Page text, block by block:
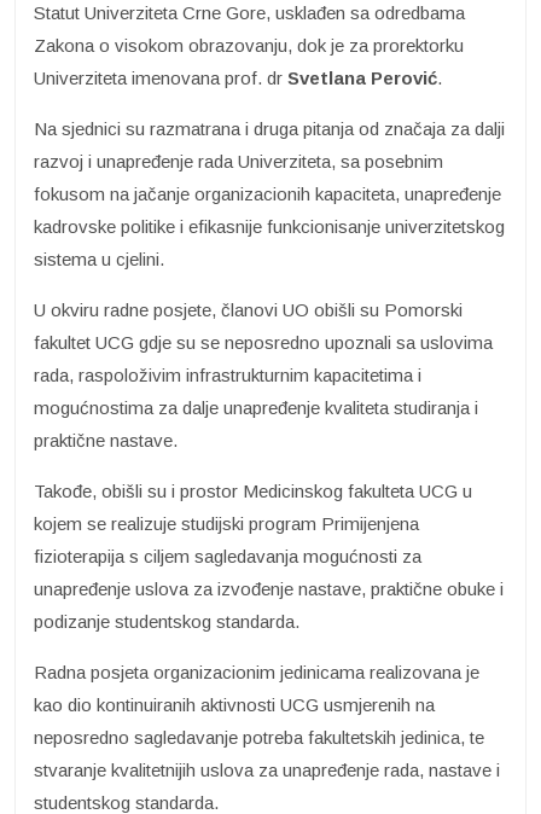
Statut Univerziteta Crne Gore, usklađen sa odredbama
Zakona o visokom obrazovanju, dok je za prorektorku
Univerziteta imenovana prof. dr Svetlana Perović.
Na sjednici su razmatrana i druga pitanja od značaja za dalji
razvoj i unapređenje rada Univerziteta, sa posebnim
fokusom na jačanje organizacionih kapaciteta, unapređenje
kadrovske politike i efikasnije funkcionisanje univerzitetskog
sistema u cjelini.
U okviru radne posjete, članovi UO obišli su Pomorski
fakultet UCG gdje su se neposredno upoznali sa uslovima
rada, raspoloživim infrastrukturnim kapacitetima i
mogućnostima za dalje unapređenje kvaliteta studiranja i
praktične nastave.
Takođe, obišli su i prostor Medicinskog fakulteta UCG u
kojem se realizuje studijski program Primijenjena
fizioterapija s ciljem sagledavanja mogućnosti za
unapređenje uslova za izvođenje nastave, praktične obuke i
podizanje studentskog standarda.
Radna posjeta organizacionim jedinicama realizovana je
kao dio kontinuiranih aktivnosti UCG usmjerenih na
neposredno sagledavanje potreba fakultetskih jedinica, te
stvaranje kvalitetnijih uslova za unapređenje rada, nastave i
studentskog standarda.